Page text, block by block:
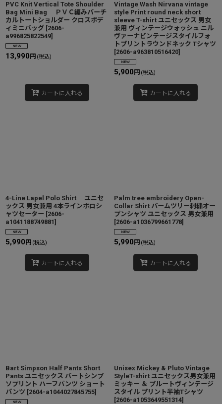
PVC Knit Vertical Tote Shoulder
Bag Mini Bag ＰＶＣ編みバーチ
カルトートショルダー クロスボデ
ィミニバッグ [2606-
a996825822549]
13,990 円 (税込)
カートに入れる
Vintage Wash Nirvana vintage
style Print round neck short
sleeve T-shirt ユニセックス 男女
兼用 ヴィンテージウォッシュ ニル
ヴァーナビンテージスタイルフォ
トプリントラウンドネック Tシャツ
[2606-a963810516420]
5,900 円 (税込)
カートに入れる
4-Line Lapel Polo Shirt ユニセ
ックス 男女兼用 4本ラインポロシ
ャツセーター [2606-
a1041188749881]
5,990 円 (税込)
カートに入れる
Palm tree embroidery Open-
Collar Shirt パームツリー刺繍オー
プンシャツ ユニセックス 男女兼用
[2606-a1036799661778]
5,990 円 (税込)
カートに入れる
Bart Simpson Half Pants Short
Pants ユニセックス バートシンプ
ソプリント ハーフパンツ ショート
パンツ [2604-a1044027845755]
Unisex Mickey & Pluto Vintage
StyleT-shirt ユニセックス男女兼用
ミッキー ＆ プルートヴィンテージ
スタイル プリント半袖Tシャツ
[2606-a1053649551314]